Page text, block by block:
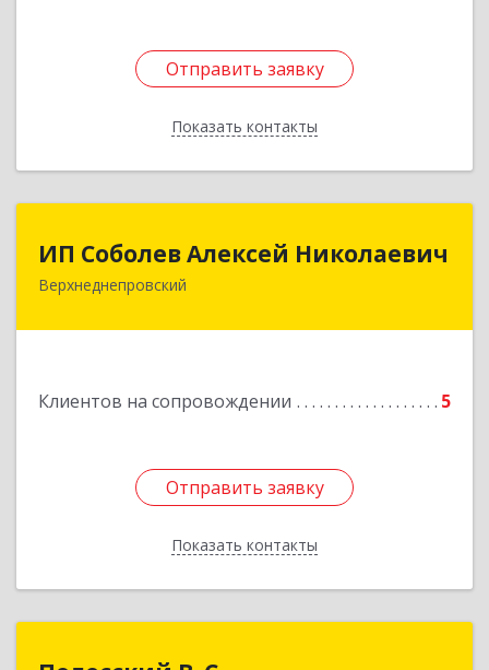
Отправить заявку
Показать контакты
Отправить заявку
Назад
ИП Соболев Алексей Николаевич
Верхнеднепровский
Клиентов на сопровождении 5
Отправить заявку
Показать контакты
ИП Соболев Алексей Николаевич
Отправить заявку
Назад